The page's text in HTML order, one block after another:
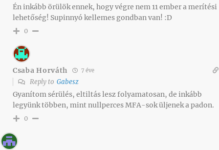
Én inkább örülök ennek, hogy végre nem 11 ember a merítési
lehetőség! Supinnyó kellemes gondban van! :D
0
Csaba Horváth 7 éve
Reply to Gabesz
Gyanítom sérülés, eltiltás lesz folyamatosan, de inkább
legyünk többen, mint nullperces MFA-sok üljenek a padon.
0